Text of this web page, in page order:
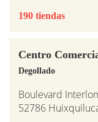
190 tiendas
Centro
Degollado
Boulevard
52786